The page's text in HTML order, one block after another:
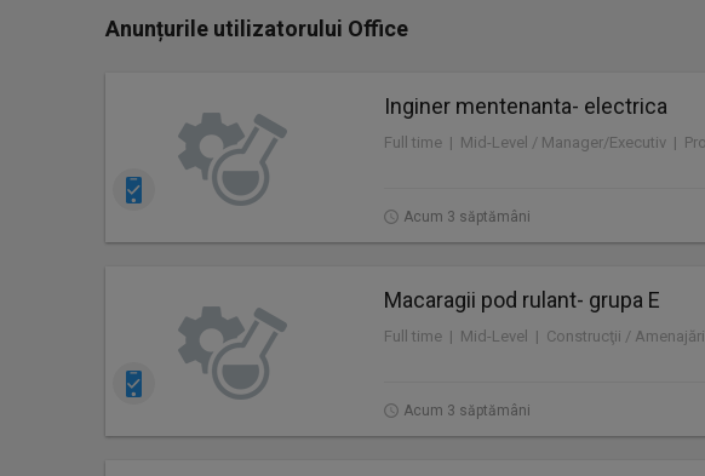
Anunțurile utilizatorului Office
Inginer mentenanta- electrica
Acum 3 săptămâni
Macaragii pod rulant- grupa E
Full time | Mid-Level | Construcţii / Amenajări
Acum 3 săptămâni